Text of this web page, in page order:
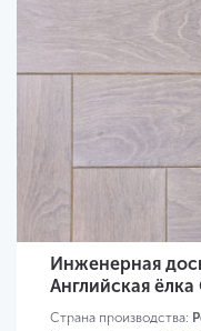
Инженерная
Английская ёлка
Страна производства: